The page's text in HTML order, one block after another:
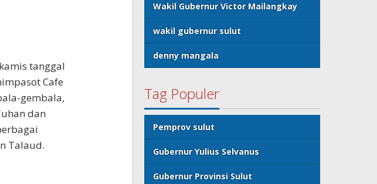
tanggal
Cafe
gembala,
dan
Talaud.
Wakil Gubernur Victor Mailangkay
wakil gubernur sulut
denny mangala
Tag Populer
Pemprov sulut
Gubernur Yulius Selvanus
Gubernur Provinsi Sulut